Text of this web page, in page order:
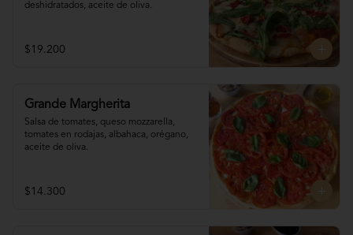
deshidratados, aceite de oliva.
$19.200
Grande Margherita
Salsa de tomates, queso mozzarella,
tomates en rodajas, albahaca, orégano,
aceite de oliva.
$14.300